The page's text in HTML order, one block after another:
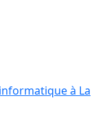
à La